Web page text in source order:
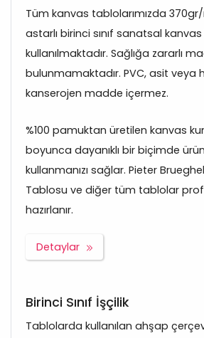
Tüm kanvas tablolarımızda
astarlı birinci sınıf sanatsal
kullanılmaktadır. Sağlığa zararlı
bulunmamaktadır. PVC, asit veya
kanserojen madde içermez.
%100 pamuktan üretilen kanvas
boyunca dayanıklı bir biçimde
kullanmanızı sağlar. Pieter
Tablosu ve diğer tüm tablolar
hazırlanır.
Detaylar
Birinci Sınıf İşçilik
Tablolarda kullanılan ahşap